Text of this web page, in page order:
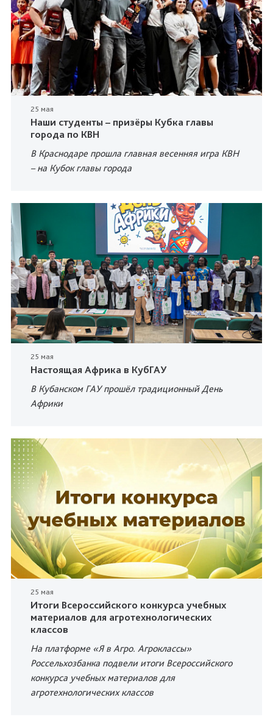
25 мая
Наши студенты – призёры Кубка главы
города по КВН
В Краснодаре прошла главная весенняя игра КВН
– на Кубок главы города
25 мая
Настоящая Африка в КубГАУ
В Кубанском ГАУ прошёл традиционный День
Африки
25 мая
Итоги Всероссийского конкурса учебных
материалов для агротехнологических
классов
На платформе «Я в Агро. Агроклассы»
Россельхозбанка подвели итоги Всероссийского
конкурса учебных материалов для
агротехнологических классов